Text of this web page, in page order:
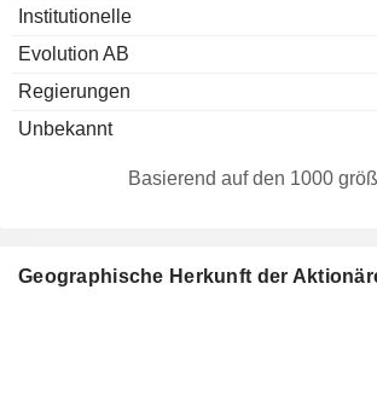
Institutionelle
Evolution AB
Regierungen
Unbekannt
Basierend auf den 1000
Geographische Herkunft der